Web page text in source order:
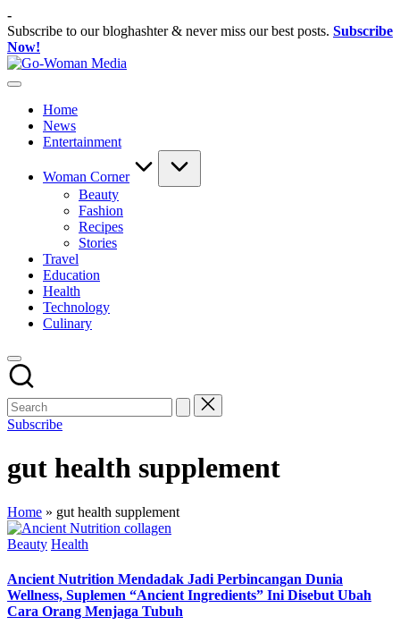
Skip
to
content
-
Subscribe to our bloghashter & never miss our best posts. Subscribe
Now!
Portal
Untuk
Wanita
Indonesia
Home
News
Entertainment
Woman Corner
Beauty
Fashion
Recipes
Stories
Travel
Education
Health
Technology
Culinary
Subscribe
gut health supplement
Home » gut health supplement
Posted
Beauty Health
Ancient Nutrition Mendadak Jadi Perbincangan Dunia
Wellness, Suplemen “Ancient Ingredients” Ini Disebut Ubah
Cara Orang Menjaga Tubuh